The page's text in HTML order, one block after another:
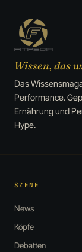
Wissen, das
Das
Performance.
Ernährung und
Hype.
SZENE
News
Köpfe
Debatten